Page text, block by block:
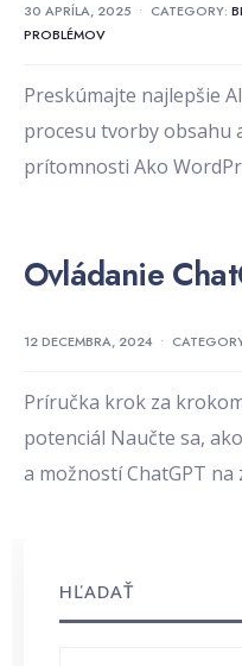
30 APRÍLA, 2025 • CATEGORY:
PROBLÉMOV
Preskúmajte najlepšie
procesu tvorby obsahu
prítomnosti Ako
Ovládanie
12 DECEMBRA, 2024 •
Príručka krok za
potenciál Naučte sa,
a možností ChatGPT na
HĽADAŤ